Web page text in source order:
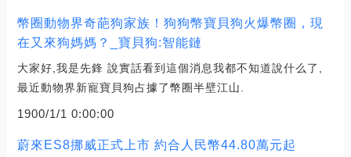
幣圈動物界奇葩狗家族！狗狗幣寶貝狗火爆幣圈，現
在又來狗媽媽？_寶貝狗:智能鏈
大家好,我是先鋒 說實話看到這個消息我都不知道說什么了,
最近動物界新寵寶貝狗占據了幣圈半壁江山.
1900/1/1 0:00:00
蔚來ES8挪威正式上市 約合人民幣44.80萬元起